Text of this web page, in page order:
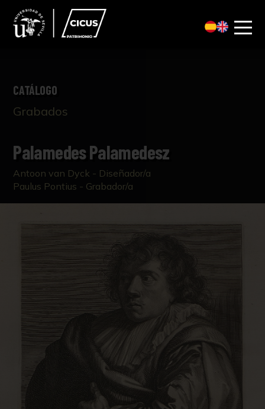
CATÁLOGO
Grabados
Palamedes Palamedesz
Antoon van Dyck - Diseñador/a
Paulus Pontius - Grabador/a